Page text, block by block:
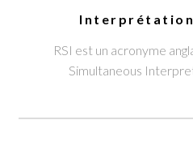
Interprétation
RSI est un acronyme
Simultaneous